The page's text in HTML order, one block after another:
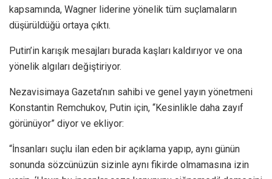
kapsamında, Wagner liderine yönelik tüm suçlamaların
düşürüldüğü ortaya çıktı.
Putin’in karışık mesajları burada kaşları kaldırıyor ve ona
yönelik algıları değiştiriyor.
Nezavisimaya Gazeta’nın sahibi ve genel yayın yönetmeni
Konstantin Remchukov, Putin için, “Kesinlikle daha zayıf
görünüyor” diyor ve ekliyor:
“İnsanları suçlu ilan eden bir açıklama yapıp, aynı günün
sonunda sözcünüzün sizinle aynı fikirde olmamasına izin